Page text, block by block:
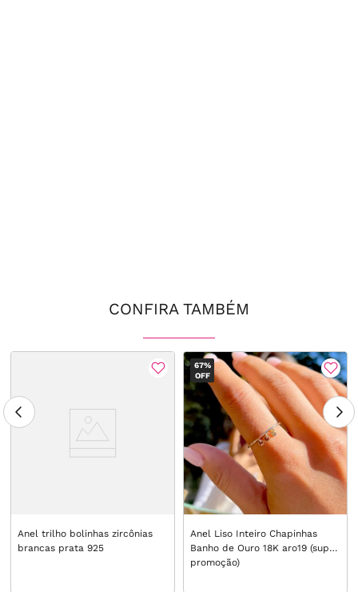
CONFIRA TAMBÉM
Anel trilho bolinhas zircônias
brancas prata 925
67%
OFF
Anel Liso Inteiro Chapinhas
Banho de Ouro 18K aro19 (super
promoção)